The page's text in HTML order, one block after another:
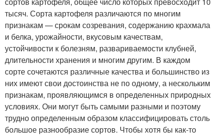
тысяч. Сорта картофеля различаются по многим
признакам — срокам созревания, содержанию крахмала
и белка, урожайности, вкусовым качествам,
устойчивости к болезням, развариваемости клубней,
длительности хранения и многим другим. В каждом
сорте сочетаются различные качества и большинство из
них имеют свои достоинства не по одному, а нескольким
признакам, проявляющимся в определенных природных
условиях. Они могут быть самыми разными и поэтому
трудно определенным образом классифицировать столь
большое разнообразие сортов. Чтобы хотя бы как-то